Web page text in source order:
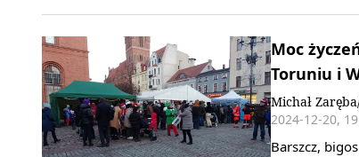
Moc
Toruniu i
Michał
2024-12-20,
Barszcz,